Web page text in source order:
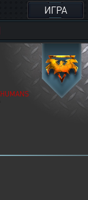
ИГРА
HUMANS